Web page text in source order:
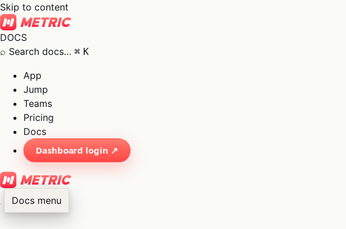
Skip to content
DOCS
⌕ Search docs… ⌘ K
App
Jump
Teams
Pricing
Docs
Dashboard login ↗
Docs menu